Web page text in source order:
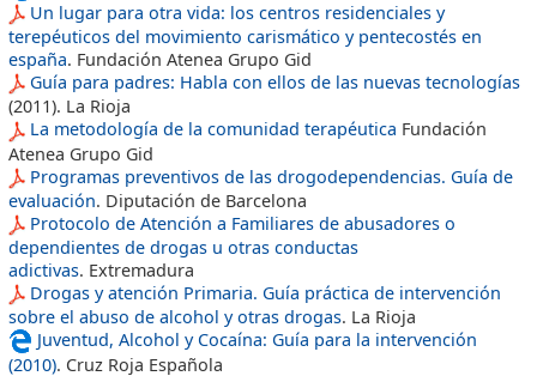
Un lugar para otra vida: los centros residenciales y
terepéuticos del movimiento carismático y pentecostés en
españa. Fundación Atenea Grupo Gid
Guía para padres: Habla con ellos de las nuevas tecnologías
(2011). La Rioja
La metodología de la comunidad terapéutica Fundación
Atenea Grupo Gid
Programas preventivos de las drogodependencias. Guía de
evaluación. Diputación de Barcelona
Protocolo de Atención a Familiares de abusadores o
dependientes de drogas u otras conductas
adictivas. Extremadura
Drogas y atención Primaria. Guía práctica de intervención
sobre el abuso de alcohol y otras drogas. La Rioja
Juventud, Alcohol y Cocaína: Guía para la intervención
(2010). Cruz Roja Española